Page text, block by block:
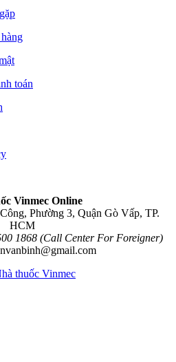
toán
Vinmec Online
Phường 3, Quận Gò Vấp, TP.
HCM
1868 (Call Center For Foreigner)
thuốc Vinmec